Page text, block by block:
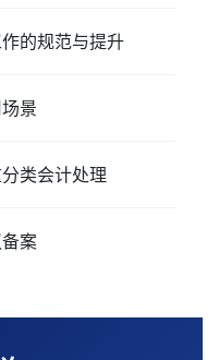
的规范与提升
景
类会计处理
案